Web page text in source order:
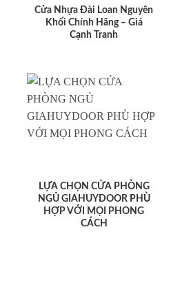
Cửa Nhựa Đài Loan Nguyên
Khối Chính Hãng – Giá
Cạnh Tranh
LỰA CHỌN CỬA PHÒNG
NGỦ GIAHUYDOOR PHÙ
HỢP VỚI MỌI PHONG
CÁCH